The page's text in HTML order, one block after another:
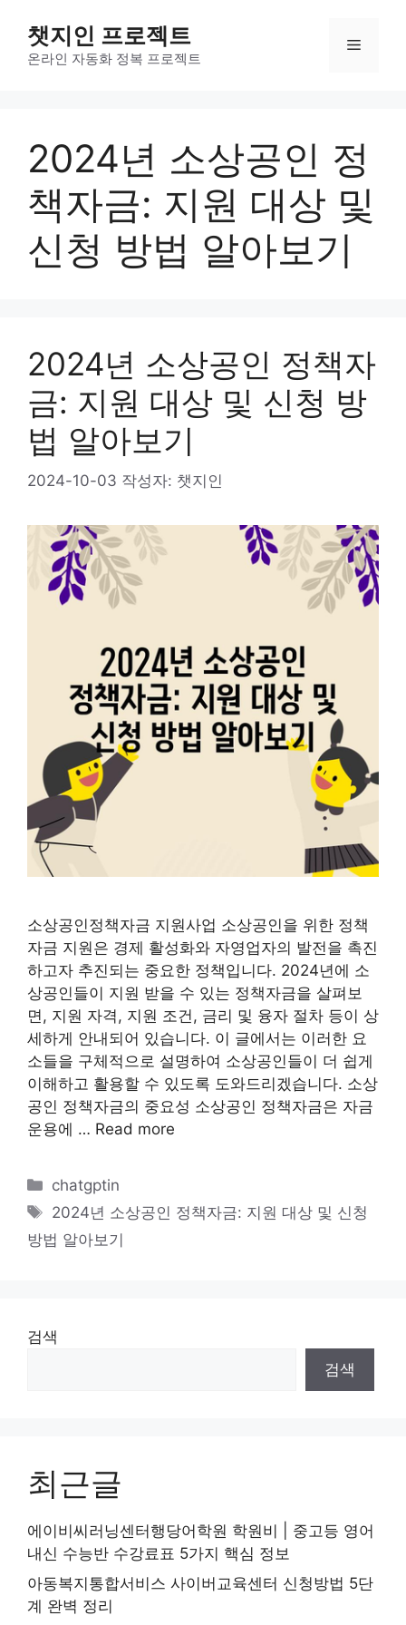
챗지인 프로젝트
온라인 자동화 정복 프로젝트
메
2024년 소상공인 정
책자금: 지원 대상 및
신청 방법 알아보기
2024년 소상공인 정책자
금: 지원 대상 및 신청 방
법 알아보기
2024-10-03 작성자: 챗지인
소상공인정책자금 지원사업 소상공인을 위한 정책
자금 지원은 경제 활성화와 자영업자의 발전을 촉진
하고자 추진되는 중요한 정책입니다. 2024년에 소
상공인들이 지원 받을 수 있는 정책자금을 살펴보
면, 지원 자격, 지원 조건, 금리 및 융자 절차 등이 상
세하게 안내되어 있습니다. 이 글에서는 이러한 요
소들을 구체적으로 설명하여 소상공인들이 더 쉽게
이해하고 활용할 수 있도록 도와드리겠습니다. 소상
공인 정책자금의 중요성 소상공인 정책자금은 자금
운용에 … Read more
카
테
리
chatgptin
태
그
2024년 소상공인 정책자금: 지원 대상 및 신청
방법 알아보기
검색
검색
최근글
에이비씨러닝센터행당어학원 학원비 | 중고등 영어
내신 수능반 수강료표 5가지 핵심 정보
아동복지통합서비스 사이버교육센터 신청방법 5단
계 완벽 정리